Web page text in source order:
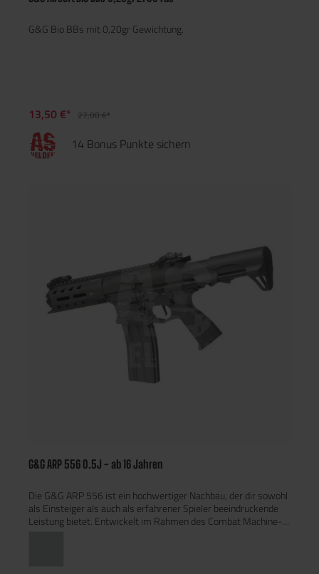
G&G Bio BBs mit 0,20gr Gewichtung.
13,50 €* 27,00 €*
14 Bonus Punkte sichern
G&G ARP 556 0.5J - ab 16 Jahren
Die G&G ARP 556 ist ein hochwertiger Nachbau, der dir sowohl
als Einsteiger als auch als erfahrener Spieler beeindruckende
Leistung bietet. Entwickelt im Rahmen des Combat Machine-